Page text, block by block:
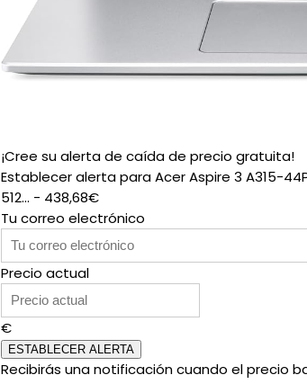
¡Cree su alerta de caída de precio gratuita!
Establecer alerta para Acer Aspire 3 A315-
512... - 438,68€
Tu correo electrónico
Precio actual
€
ESTABLECER ALERTA
Recibirás una notificación cuando el precio